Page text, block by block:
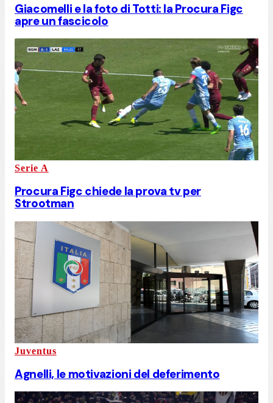
Giacomelli e la foto di Totti: la Procura Figc
apre un fascicolo
Serie A
Procura Figc chiede la prova tv per
Strootman
Juventus
Agnelli, le motivazioni del deferimento